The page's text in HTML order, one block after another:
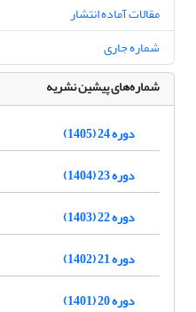
مقالات آماده انتشار
شماره جاری
شماره‌های پیشین نشریه
دوره 24 (1405)
دوره 23 (1404)
دوره 22 (1403)
دوره 21 (1402)
دوره 20 (1401)